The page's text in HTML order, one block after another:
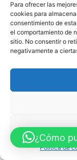
Para ofrecer las
cookies para
consentimiento de
el comportamiento de
sitio. No consentir o
negativamente a
Política de
¿Cómo